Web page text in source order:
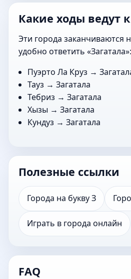
Какие ходы ведут
Эти города заканчиваются
удобно ответить «Загатала»:
Пуэрто Ла Круз →
Тауз → Загатала
Тебриз → Загатала
Хызы → Загатала
Кундуз → Загатала
Полезные ссылки
Города на букву З
Играть в города онлайн
FAQ